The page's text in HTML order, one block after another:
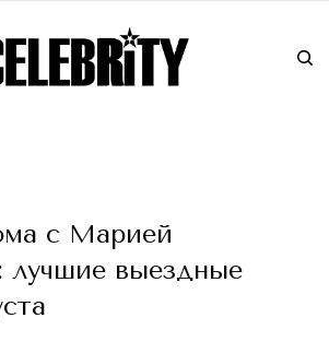
с Марией
лучшие выездные